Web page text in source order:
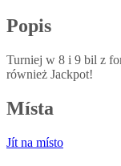
Popis
Turniej w 8 i 9 bil z
również Jackpot!
Místa
Jít na místo